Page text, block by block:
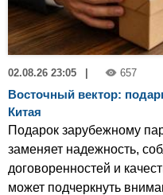
02.08.26 23:05 657
Восточный вектор:
Китая
Подарок зарубежному
заменяет надежность,
договоренностей и
может подчеркнуть